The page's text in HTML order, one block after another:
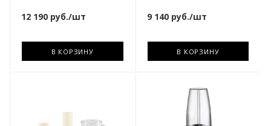
12 190 руб./шт
В КОРЗИНУ
9 140руб./шт
В КОРЗИНУ